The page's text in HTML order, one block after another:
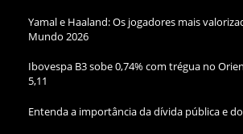
Yamal e Haaland: Os jogadores mais
Mundo 2026
Ibovespa B3 sobe 0,74% com trégua no
5,11
Entenda a importância da dívida pública e